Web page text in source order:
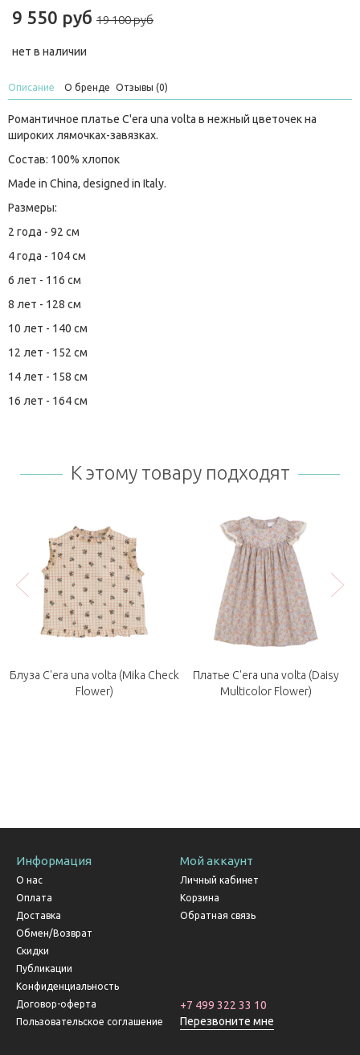
9 550 руб 19 100 руб
нет в наличии
Описание О бренде Отзывы (0)
Романтичное платье C'era una volta в нежный цветочек на
широких лямочках-завязках.
Состав: 100% хлопок
Made in China, designed in Italy.
Размеры:
2 года - 92 см
4 года - 104 см
6 лет - 116 см
8 лет - 128 см
10 лет - 140 см
12 лет - 152 см
14 лет - 158 см
16 лет - 164 см
К этому товару подходят
Блуза C'era una volta (Mika Check
Flower)
Платье C'era una volta (Daisy
Multicolor Flower)
Информация
О нас
Оплата
Доставка
Обмен/Возврат
Скидки
Публикации
Конфиденциальность
Договор-оферта
Пользовательское соглашение
Мой аккаунт
Личный кабинет
Корзина
Обратная связь
+7 499 322 33 10
Перезвоните мне